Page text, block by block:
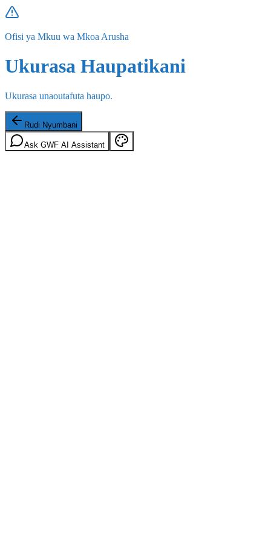
Ofisi ya Mkuu wa Mkoa Arusha
Ukurasa Haupatikani
Ukurasa unaoutafuta haupo.
Rudi Nyumbani
Ask GWF AI Assistant